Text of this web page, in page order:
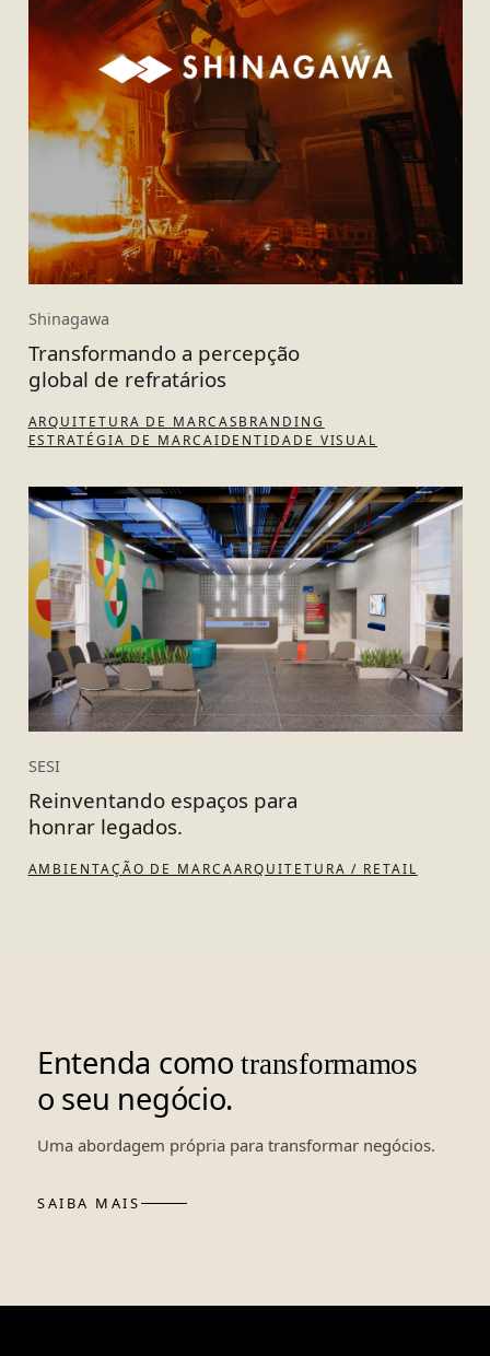
Shinagawa
Transformando a percepção
global de refratários
ARQUITETURA DE MARCASBRANDING
ESTRATÉGIA DE MARCAIDENTIDADE VISUAL
SESI
Reinventando espaços para
honrar legados.
AMBIENTAÇÃO DE MARCAARQUITETURA / RETAIL
Entenda comotransformamos
o seu negócio.
Uma abordagem própria para transformar negócios.
SAIBA MAIS